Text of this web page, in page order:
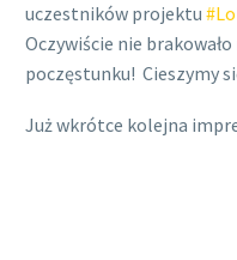
uczestników projektu
Oczywiście nie
poczęstunku! Cieszymy
Już wkrótce kolejna